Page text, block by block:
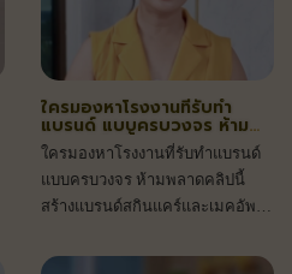
ใครมองหาโรงงานที่รับทำ
แบรนด์ แบบครบวงจร ห้าม
พลาดคลิปนี้
ใครมองหาโรงงานที่รับทำแบรนด์
แบบครบวงจร ห้ามพลาดคลิปนี้
สร้างแบรนด์สกินแคร์และเมคอัพ
OEM/ODM แบบครบวงจร